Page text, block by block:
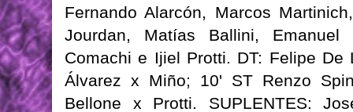
Fernando Alarcón, Marcos
Jourdan, Matías Ballini,
Comachi e Ijiel Protti. DT: Felipe
Álvarez x Miño; 10' ST Renzo
Bellone x Protti. SUPLENTES: